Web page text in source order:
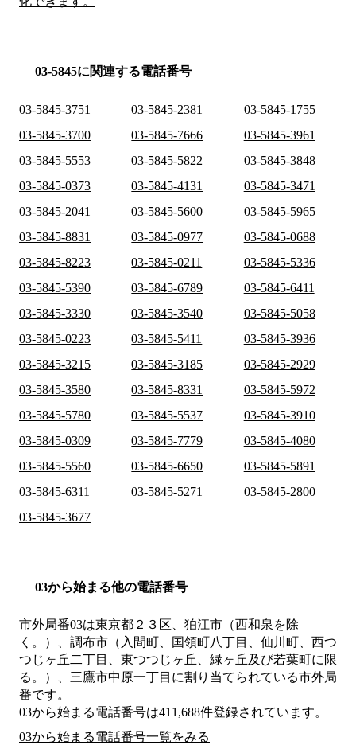
03-5845に関連する電話番号
03-5845-3751 03-5845-2381
03-5845-1755
03-5845-3700
03-5845-7666
03-5845-3961
03-5845-5553
03-5845-5822
03-5845-3848
03-5845-0373
03-5845-4131
03-5845-3471
03-5845-2041
03-5845-5600
03-5845-5965
03-5845-8831
03-5845-0977
03-5845-0688
03-5845-8223
03-5845-0211
03-5845-5336
03-5845-5390
03-5845-6789
03-5845-6411
03-5845-3330
03-5845-3540
03-5845-5058
03-5845-0223
03-5845-5411
03-5845-3936
03-5845-3215
03-5845-3185
03-5845-2929
03-5845-3580
03-5845-8331
03-5845-5972
03-5845-5780
03-5845-5537
03-5845-3910
03-5845-0309
03-5845-7779
03-5845-4080
03-5845-5560
03-5845-6650
03-5845-5891
03-5845-6311
03-5845-5271
03-5845-2800
03-5845-3677
03から始まる他の電話番号
市外局番03は東京都２３区、狛江市（西和泉を除
く。）、調布市（入間町、国領町八丁目、仙川町、西つ
つじヶ丘二丁目、東つつじヶ丘、緑ヶ丘及び若葉町に限
る。）、三鷹市中原一丁目 に割り当てられている市外局
番です。
03から始まる電話番号は411,688件登録されています。
03から始まる電話番号一覧をみる